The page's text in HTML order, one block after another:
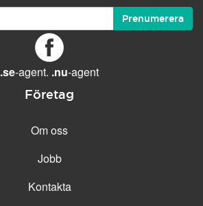
Prenumerera
.se-agent. .nu-agent
Företag
Om oss
Jobb
Kontakta